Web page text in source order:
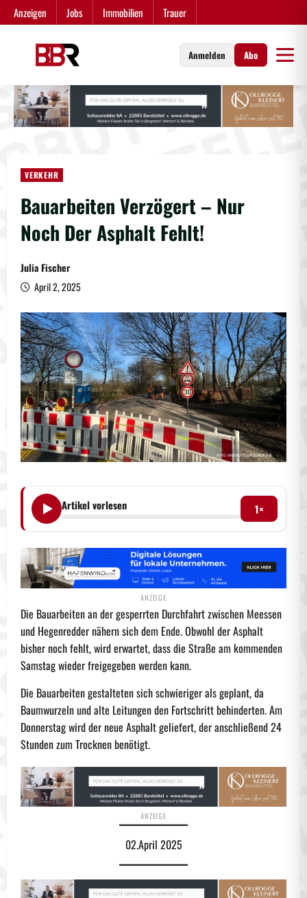
Zum
Inhalt
Anzeigen Jobs Immobilien Trauer
Anmelden Abo
VERKEHR
Bauarbeiten Verzögert – Nur
Noch Der Asphalt Fehlt!
Julia Fischer
April 2, 2025
Artikel vorlesen 1×
Die Bauarbeiten an der gesperrten Durchfahrt zwischen Meessen
und Hegenredder nähern sich dem Ende. Obwohl der Asphalt
bisher noch fehlt, wird erwartet, dass die Straße am kommenden
Samstag wieder freigegeben werden kann.
Die Bauarbeiten gestalteten sich schwieriger als geplant, da
Baumwurzeln und alte Leitungen den Fortschritt behinderten. Am
Donnerstag wird der neue Asphalt geliefert, der anschließend 24
Stunden zum Trocknen benötigt.
02.April 2025